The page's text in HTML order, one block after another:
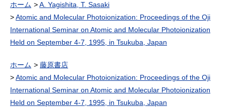
ホーム
A. Yagishita, T. Sasaki
Atomic and Molecular Photoionization: Proceedings of the Oji
International Seminar on Atomic and Molecular Photoionization
Held on September 4-7, 1995, in Tsukuba, Japan
ホーム
藤原書店
Atomic and Molecular Photoionization: Proceedings of the Oji
International Seminar on Atomic and Molecular Photoionization
Held on September 4-7, 1995, in Tsukuba, Japan